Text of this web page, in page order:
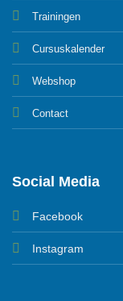
Trainingen
Cursuskalender
Webshop
Contact
Social Media
Facebook
Instagram